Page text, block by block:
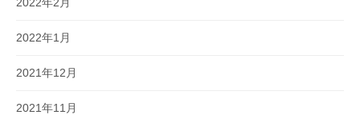
2022年1月
2021年12月
2021年11月